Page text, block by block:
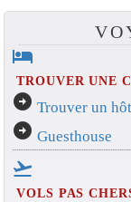
hotel
TROUVER UNE
arrow_circle_right Trouver un
arrow_circle_right Guesthouse
flight_takeoff
VOLS PAS